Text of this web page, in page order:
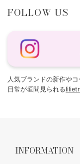
FOLLOW US
人気ブランドの新作や
日常が垣間見られる
INFORMATION